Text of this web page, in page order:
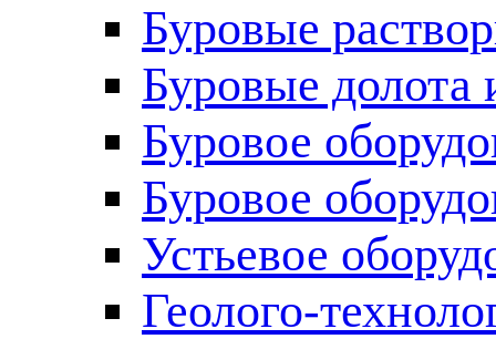
Буровые
Буровые долота
Буровое
Буровое
Устьевое
Геолого-